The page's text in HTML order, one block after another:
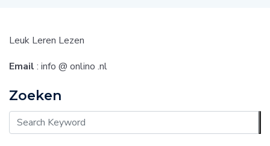
Leuk Leren Lezen
Email : info @ onlino .nl
Zoeken